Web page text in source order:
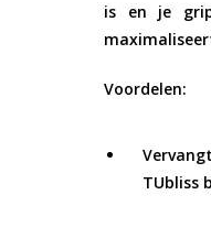
is en je
Voordelen:
TUbliss